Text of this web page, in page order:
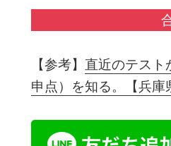
【参考】 直近のテスト
申点）を知る。【兵庫